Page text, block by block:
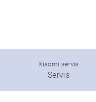
Xiaomi servis
Servis